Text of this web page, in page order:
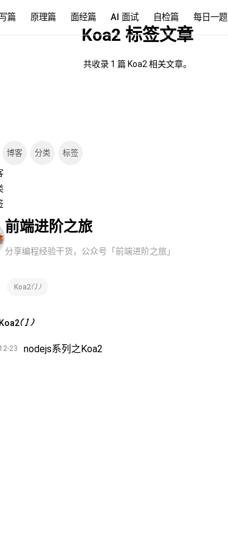
篇 原理篇 面经篇 AI 面试 自检篇 每日一题
Koa2 标签文章
共收录 1 篇 Koa2 相关文章。
博客 分类 标签
前端进阶之旅
分享编程经验干货，公众号「前端进阶之旅」
Koa2(1)
(1)
23 nodejs系列之Koa2